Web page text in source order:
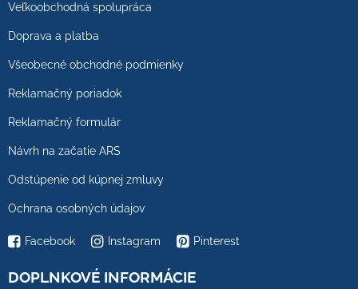
Veľkoobchodná spolupráca
Doprava a platba
Všeobecné obchodné podmienky
Reklamačný poriadok
Reklamačný formulár
Návrh na začatie ARS
Odstúpenie od kúpnej zmluvy
Ochrana osobných údajov
Facebook Instagram Pinterest
DOPLNKOVÉ INFORMÁCIE